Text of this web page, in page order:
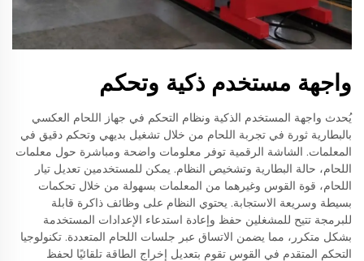
واجهة مستخدم ذكية وتحكم
يُحدث واجهة المستخدم الذكية ونظام التحكم في جهاز اللحام العكسي
بالبطارية ثورة في تجربة اللحام من خلال تشغيل بديهي وتحكم دقيق في
المعلمات. الشاشة الرقمية توفر معلومات واضحة ومباشرة حول معلمات
اللحام، حالة البطارية وتشخيص النظام. يمكن للمستخدمين تعديل تيار
اللحام، قوة القوس وغيرهما من المعلمات بسهولة من خلال تحكمات
بسيطة وسريعة الاستجابة. يحتوي النظام على وظائف ذاكرة قابلة
للبرمجة تتيح للمشغلين حفظ وإعادة استدعاء الإعدادات المستخدمة
بشكل متكرر، مما يضمن الاتساق عبر جلسات اللحام المتعددة. تكنولوجيا
التحكم المتقدم في القوس تقوم بتعديل إخراج الطاقة تلقائيًا لحفظ